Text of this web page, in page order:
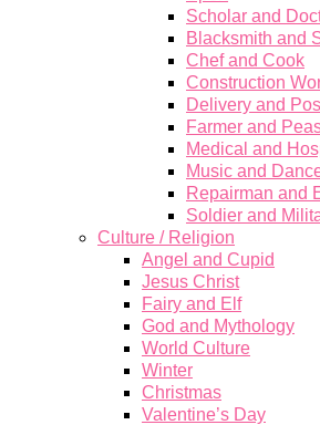
Scholar and
Blacksmith and
Chef and Cook
Construction
Delivery and
Farmer and
Medical and
Music and
Repairman and
Soldier and
Culture / Religion
Angel and Cupid
Jesus Christ
Fairy and Elf
God and Mythology
World Culture
Winter
Christmas
Valentine’s Day